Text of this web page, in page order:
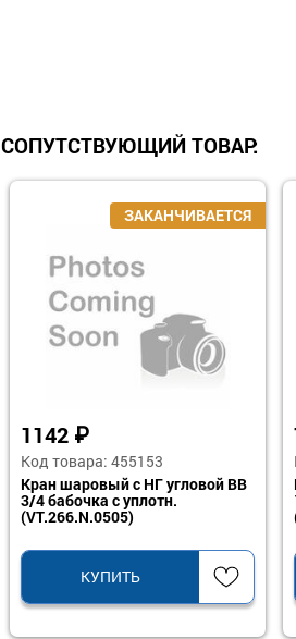
СОПУТСТВУЮЩИЙ ТОВАР:
1142 ₽
Код товара: 455153
Кран шаровый с НГ угловой ВВ
3/4 бабочка с уплотн.
(VT.266.N.0505)
КУПИТЬ